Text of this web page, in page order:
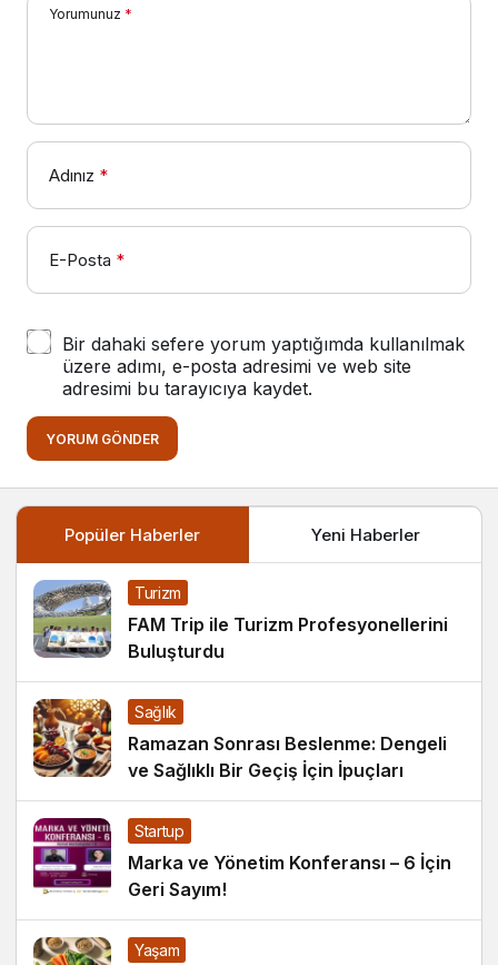
Yorumunuz *
Adınız *
E-Posta *
Bir dahaki sefere yorum yaptığımda kullanılmak
üzere adımı, e-posta adresimi ve web site
adresimi bu tarayıcıya kaydet.
YORUM GÖNDER
Popüler Haberler Yeni Haberler
Turizm
FAM Trip ile Turizm Profesyonellerini
Buluşturdu
Sağlık
Ramazan Sonrası Beslenme: Dengeli
ve Sağlıklı Bir Geçiş İçin İpuçları
Startup
Marka ve Yönetim Konferansı – 6 İçin
Geri Sayım!
Yaşam